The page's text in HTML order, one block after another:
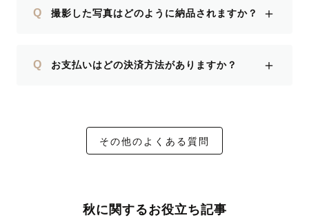
Q 撮影した写真はどのように納品されますか？ ＋
Q お支払いはどの決済方法がありますか？ ＋
その他のよくある質問
秋に関するお役立ち記事